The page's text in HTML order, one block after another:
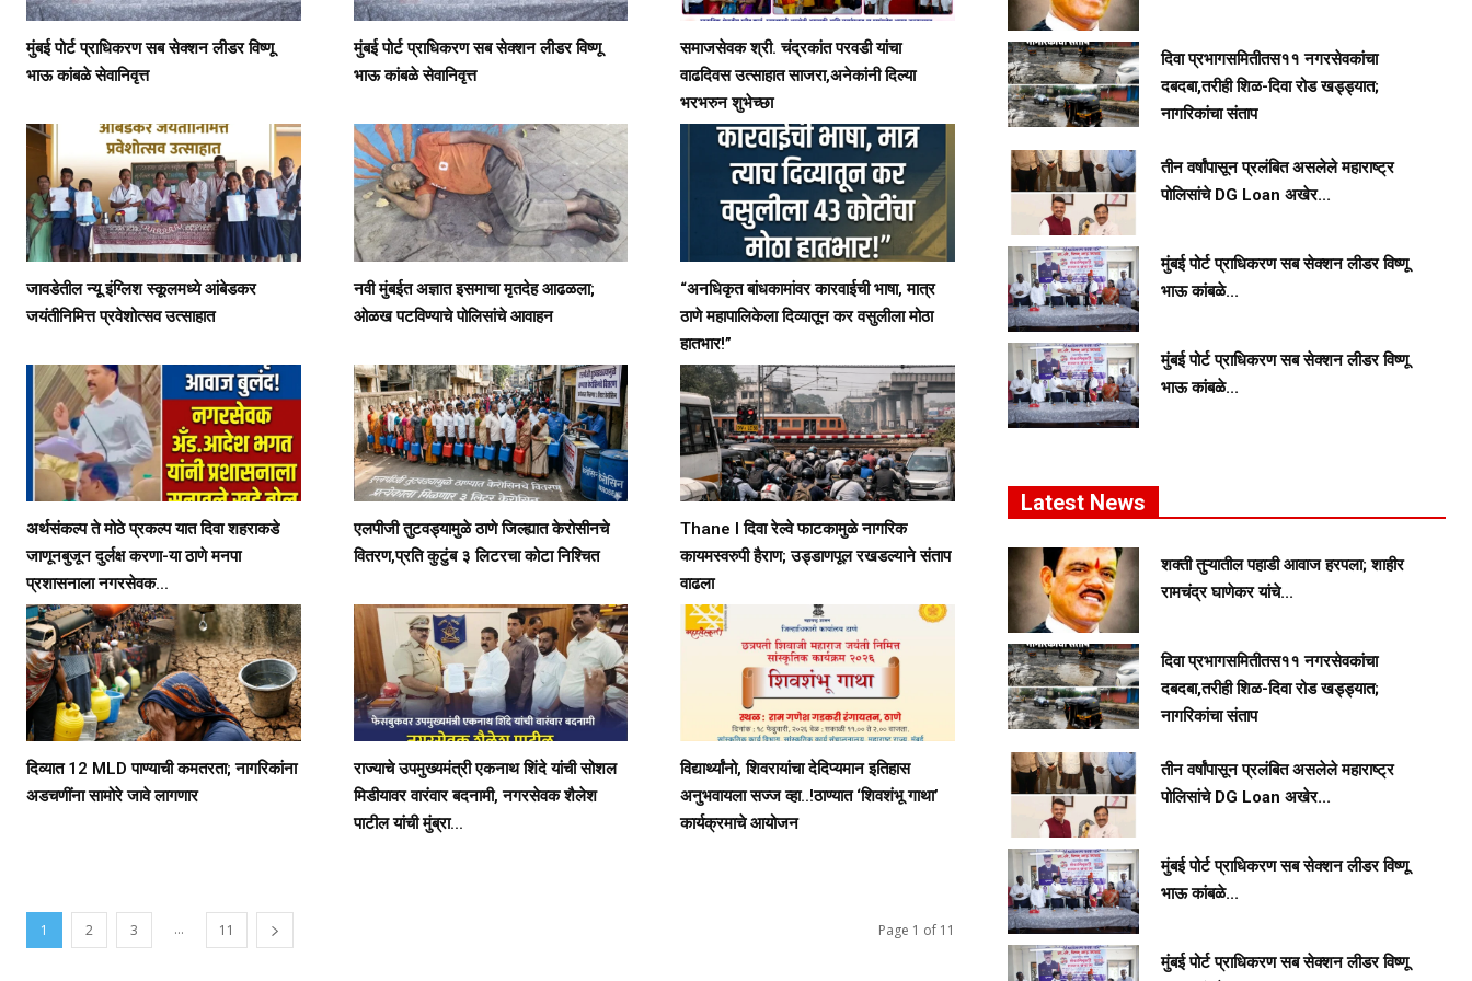
मुंबई पोर्ट प्राधिकरण सब सेक्शन लीडर विष्णू
भाऊ कांबळे सेवानिवृत्त
मुंबई पोर्ट प्राधिकरण सब सेक्शन लीडर विष्णू
भाऊ कांबळे सेवानिवृत्त
समाजसेवक श्री. चंद्रकांत परवडी यांचा
वाढदिवस उत्साहात साजरा,अनेकांनी दिल्या
भरभरुन शुभेच्छा
जावडेतील न्यू इंग्लिश स्कूलमध्ये आंबेडकर
जयंतीनिमित्त प्रवेशोत्सव उत्साहात
नवी मुंबईत अज्ञात इसमाचा मृतदेह आढळला;
ओळख पटविण्याचे पोलिसांचे आवाहन
“अनधिकृत बांधकामांवर कारवाईची भाषा, मात्र
ठाणे महापालिकेला दिव्यातून कर वसुलीला मोठा
हातभार!”
अर्थसंकल्प ते मोठे प्रकल्प यात दिवा शहराकडे
जाणूनबुजून दुर्लक्ष करणा-या ठाणे मनपा
प्रशासनाला नगरसेवक...
एलपीजी तुटवड्यामुळे ठाणे जिल्ह्यात केरोसीनचे
वितरण,प्रति कुटुंब ३ लिटरचा कोटा निश्चित
Thane l दिवा रेल्वे फाटकामुळे नागरिक
कायमस्वरुपी हैराण; उड्डाणपूल रखडल्याने संताप
वाढला
दिव्यात 12 MLD पाण्याची कमतरता; नागरिकांना
अडचणींना सामोरे जावे लागणार
राज्याचे उपमुख्यमंत्री एकनाथ शिंदे यांची सोशल
मिडीयावर वारंवार बदनामी, नगरसेवक शैलेश
पाटील यांची मुंब्रा...
विद्यार्थ्यांनो, शिवरायांचा देदिप्यमान इतिहास
अनुभवायला सज्ज व्हा..!ठाण्यात ‘शिवशंभू गाथा’
कार्यक्रमाचे आयोजन
1 2 3 ... 11 Page 1 of 11
दिवा प्रभागसमितीतस११ नगरसेवकांचा
दबदबा,तरीही शिळ-दिवा रोड खड्ड्यात;
नागरिकांचा संताप
तीन वर्षांपासून प्रलंबित असलेले महाराष्ट्र
पोलिसांचे DG Loan अखेर...
मुंबई पोर्ट प्राधिकरण सब सेक्शन लीडर विष्णू
भाऊ कांबळे...
मुंबई पोर्ट प्राधिकरण सब सेक्शन लीडर विष्णू
भाऊ कांबळे...
Latest News
शक्ती तुऱ्यातील पहाडी आवाज हरपला; शाहीर
रामचंद्र घाणेकर यांचे...
दिवा प्रभागसमितीतस११ नगरसेवकांचा
दबदबा,तरीही शिळ-दिवा रोड खड्ड्यात;
नागरिकांचा संताप
तीन वर्षांपासून प्रलंबित असलेले महाराष्ट्र
पोलिसांचे DG Loan अखेर...
मुंबई पोर्ट प्राधिकरण सब सेक्शन लीडर विष्णू
भाऊ कांबळे...
मुंबई पोर्ट प्राधिकरण सब सेक्शन लीडर विष्णू